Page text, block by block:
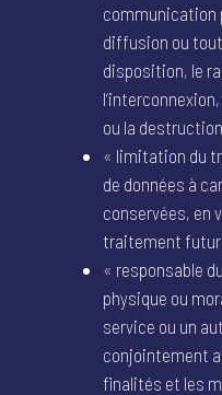
communication
diffusion ou
disposition, le
ou la
« limitation du
de données à
conservées, en
traitement futur
« responsable
physique ou
service ou un
conjointement
finalités et les